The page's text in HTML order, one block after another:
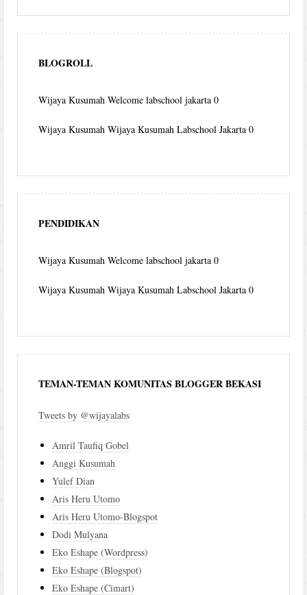
BLOGROLL
Wijaya Kusumah Welcome labschool jakarta 0
Wijaya Kusumah Wijaya Kusumah Labschool Jakarta 0
PENDIDIKAN
Wijaya Kusumah Welcome labschool jakarta 0
Wijaya Kusumah Wijaya Kusumah Labschool Jakarta 0
TEMAN-TEMAN KOMUNITAS BLOGGER BEKASI
Tweets by @wijayalabs
Amril Taufiq Gobel
Anggi Kusumah
Yulef Dian
Aris Heru Utomo
Aris Heru Utomo-Blogspot
Dodi Mulyana
Eko Eshape (Wordpress)
Eko Eshape (Blogspot)
Eko Eshape (Cimart)